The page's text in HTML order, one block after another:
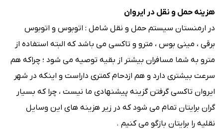
هزینه حمل و نقل در ایروان
در ارمنستان سیستم حمل و نقل شامل : اتوبوس و اتوبوس
برقی ، مینی بوس ، مترو و تاکسی می باشد که البته استفاده از
مترو به شما مسافران بیشتر از بقیه توصیه می شود ؛ چراکه هم
سرعت بیشتری دارد و هم ازدحام کمتری داراست و اینکه در شهر
ایروان تاکسی گرفتن گزینه‌ پیشنهادی ما نیست ، چرا که بسیار
گران برایتان تمام می شود که در زیر هزینه های این وسایل
نقلیه را برایتان بازگو می کنیم .